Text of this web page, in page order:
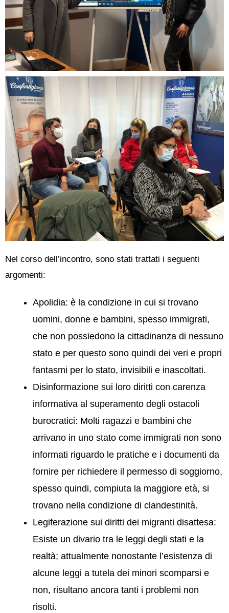
Nel corso dell’incontro, sono stati trattati i seguenti
argomenti:
Apolidia: è la condizione in cui si trovano
uomini, donne e bambini, spesso immigrati,
che non possiedono la cittadinanza di nessuno
stato e per questo sono quindi dei veri e propri
fantasmi per lo stato, invisibili e inascoltati.
Disinformazione sui loro diritti con carenza
informativa al superamento degli ostacoli
burocratici: Molti ragazzi e bambini che
arrivano in uno stato come immigrati non sono
informati riguardo le pratiche e i documenti da
fornire per richiedere il permesso di soggiorno,
spesso quindi, compiuta la maggiore età, si
trovano nella condizione di clandestinità.
Legiferazione sui diritti dei migranti disattesa:
Esiste un divario tra le leggi degli stati e la
realtà; attualmente nonostante l’esistenza di
alcune leggi a tutela dei minori scomparsi e
non, risultano ancora tanti i problemi non
risolti.